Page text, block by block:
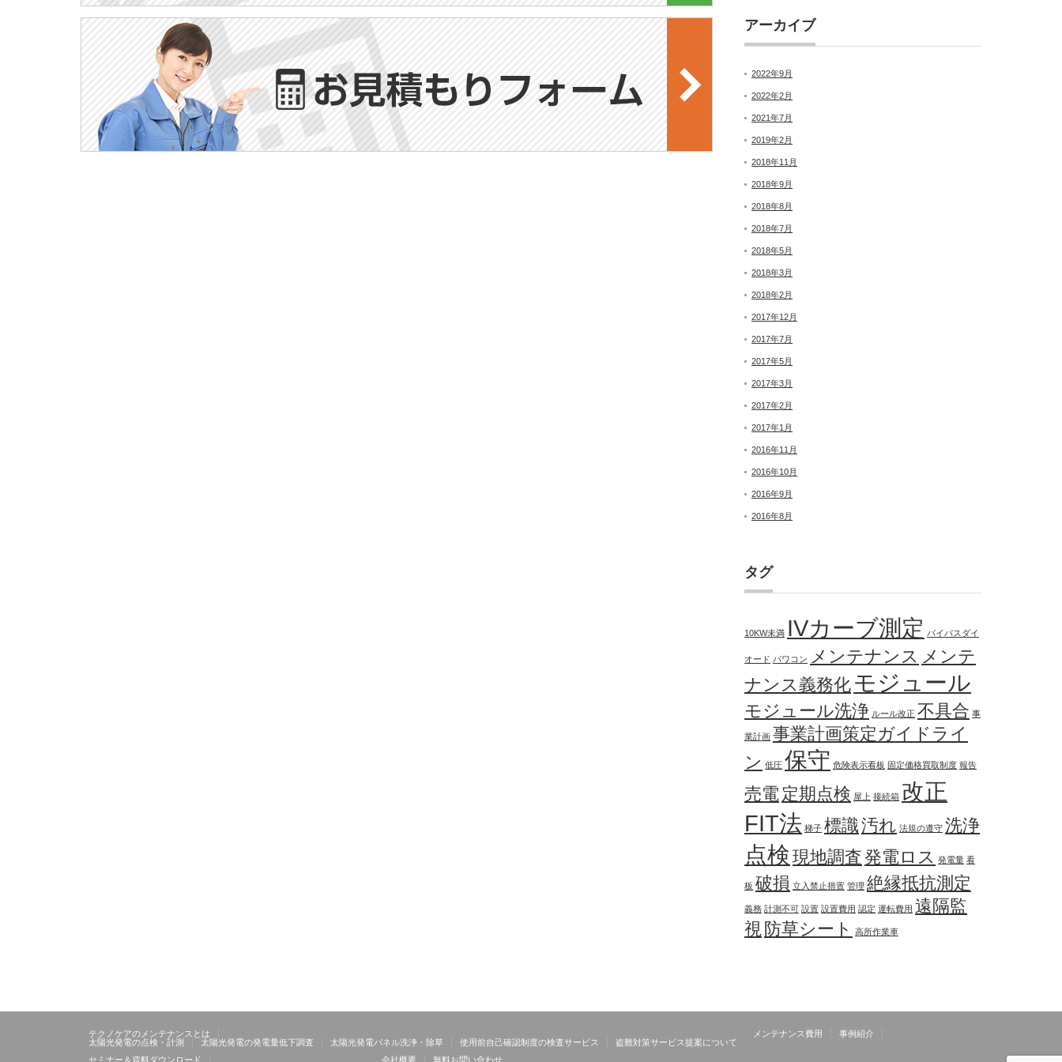
アーカイブ
2022年9月
2022年2月
2021年7月
2019年2月
2018年11月
2018年9月
2018年8月
2018年7月
2018年5月
2018年3月
2018年2月
2017年12月
2017年7月
2017年5月
2017年3月
2017年2月
2017年1月
2016年11月
2016年10月
2016年9月
2016年8月
タグ
10KW未満 IVカーブ測定 バイパスダイ
オード パワコン メンテナンス メンテ
ナンス義務化 モジュール
モジュール洗浄 ルール改正 不具合 事
業計画 事業計画策定ガイドライ
ン 低圧 保守 危険表示看板 固定価格買取制度 報告
売電定期点検 屋上 接続箱 改正
FIT法 梯子 標識汚れ 法規の遵守 洗浄
点検 現地調査発電ロス 発電量 看
板 破損 立入禁止措置 管理 絶縁抵抗測定
義務 計測不可 設置 設置費用 認定 運転費用 遠隔監
視 防草シート 高所作業車
テクノケアのメンテナンスとは
太陽光発電の点検・計測
太陽光発電の発電量低下調査 太陽光発電パネル洗浄・除草 使用前自己確認制度の検査サービス 盗難対策サービス提案について
メンテナンス費用 事例紹介
セミナー＆資料ダウンロード 会社概要 無料お問い合わせ